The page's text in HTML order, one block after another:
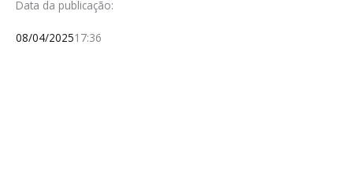
Data da publicação:
08/04/202517:36